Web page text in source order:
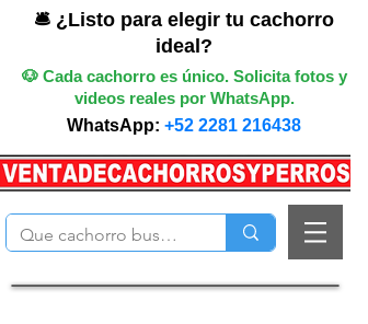
🛎️ ¿Listo para elegir tu cachorro
ideal?
🐶 Cada cachorro es único. Solicita fotos y
videos reales por WhatsApp.
WhatsApp: +52 2281 216438